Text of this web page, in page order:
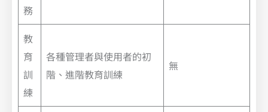
務
教
育
訓
練
各種管理者與使用者的初
階、進階教育訓練
無